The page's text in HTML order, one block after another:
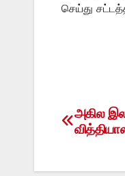
செய்து
Post
அகில